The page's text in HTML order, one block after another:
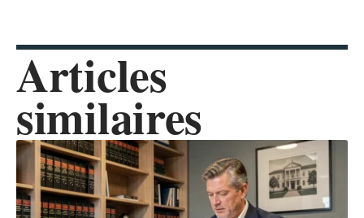
Articles
similaires